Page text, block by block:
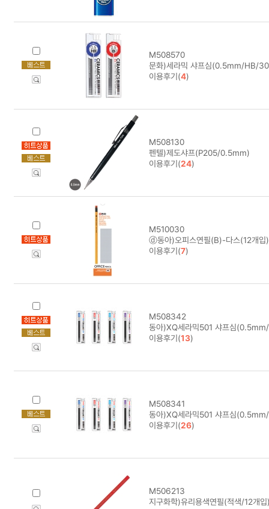
M508570
문화)세라믹 샤프심(0.5mm/HB/
이용후기(4)
M508130
펜텔)제도샤프(P205/0.5mm)
이용후기(24)
M510030
ⓓ동아)오피스연필(B)-다스(12개입)
이용후기(7)
M508342
동아)XQ세라믹501 샤프심
이용후기(13)
M508341
동아)XQ세라믹501 샤프심
이용후기(26)
M506213
지구화학)유리용색연필(적색/12개입